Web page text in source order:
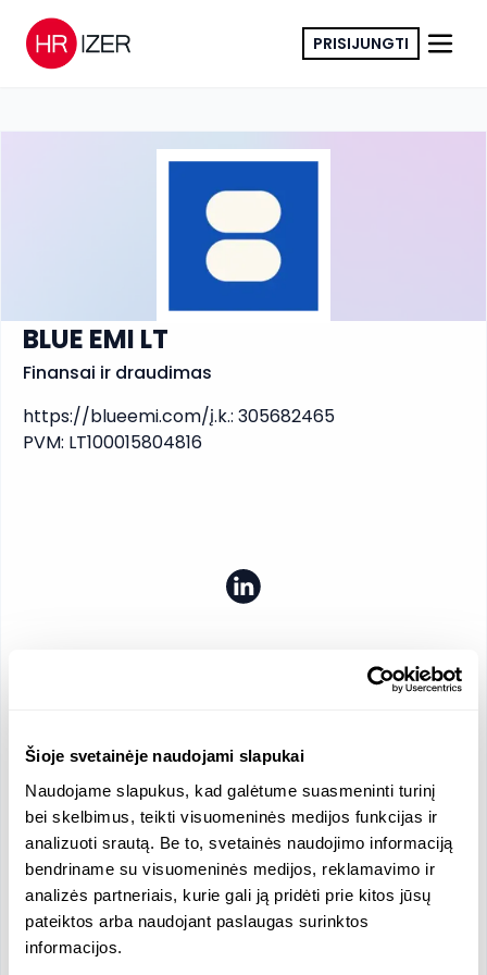
Šioje svetainėje naudojami slapukai
Naudojame slapukus, kad galėtume suasmeninti turinį
bei skelbimus, teikti visuomeninės medijos funkcijas ir
analizuoti srautą. Be to, svetainės naudojimo informaciją
bendriname su visuomeninės medijos, reklamavimo ir
analizės partneriais, kurie gali ją pridėti prie kitos jūsų
pateiktos arba naudojant paslaugas surinktos
informacijos.
PRISIJUNGTI
KOPIJUOTI NUORODĄ
BLUE EMI LT
Finansai ir draudimas
https://blueemi.com/į.k.: 305682465
PVM: LT100015804816
23 darbuotojų
Vidutinis vyr./mot. atlyginimas
8059.21 / 5306.05 EUR
Pajamos
53678 EUR
Atlyginimas
5806.63 EUR
Oficialios kalbos
Lietuvių